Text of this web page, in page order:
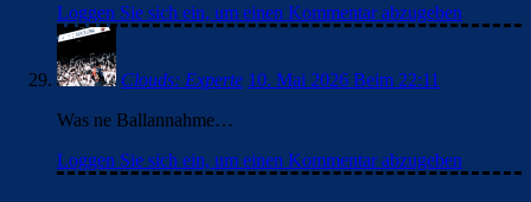
Loggen Sie sich ein, um einen Kommentar abzugeben
Clouds: Experte 10. Mai 2026 Beim 22:11
Was ne Ballannahme…
Loggen Sie sich ein, um einen Kommentar abzugeben